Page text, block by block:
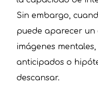
Sin embargo,
puede aparecer un
imágenes
anticipados o
descansar.